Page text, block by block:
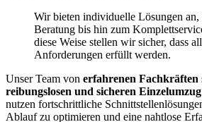
Wir bieten individuelle Lösungen
Beratung bis hin zum
diese Weise stellen wir sicher, dass
Anforderungen erfüllt werden.
Unser Team von erfahrenen Fachkräften
reibungslosen und sicheren Einzelumzug
nutzen fortschrittliche
Ablauf zu optimieren und eine nahtlose